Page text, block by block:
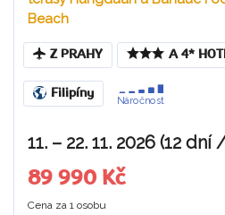
Beach
Z PRAHY A 4*
Filipíny
Náročnost
11. – 22. 11. 2026 (12
89 990 Kč
Cena za 1 osobu